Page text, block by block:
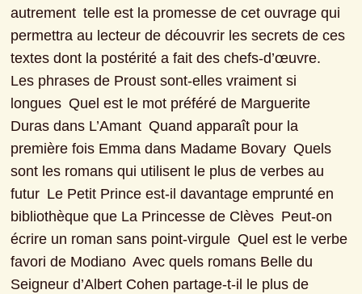
autrement  telle est la promesse de cet ouvrage qui
permettra au lecteur de découvrir les secrets de ces
textes dont la postérité a fait des chefs-d’œuvre.
Les phrases de Proust sont-elles vraiment si
longues  Quel est le mot préféré de Marguerite
Duras dans L’Amant  Quand apparaît pour la
première fois Emma dans Madame Bovary  Quels
sont les romans qui utilisent le plus de verbes au
futur  Le Petit Prince est-il davantage emprunté en
bibliothèque que La Princesse de Clèves  Peut-on
écrire un roman sans point-virgule  Quel est le verbe
favori de Modiano  Avec quels romans Belle du
Seigneur d’Albert Cohen partage-t-il le plus de